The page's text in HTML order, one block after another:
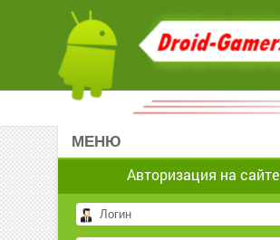
МЕНЮ
Авторизация на сайте